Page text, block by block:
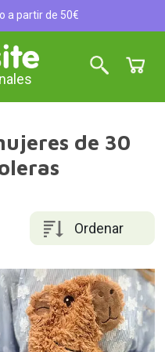
a partir de 50€
de 30
Ordenar